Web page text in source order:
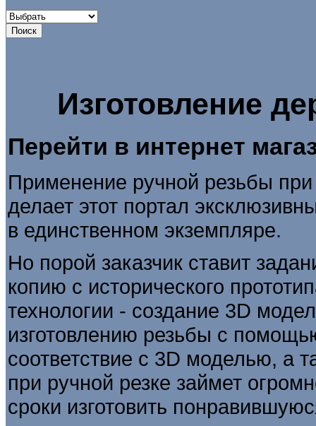
Изготовление
Перейти в интернет
Применение ручной резьбы при
делает этот портал
в единственном экземпляре.
Но порой заказчик ставит
копию с исторического
технологии - создание 3D
изготовлению резьбы с
соответствие с 3D моделью, а
при ручной резке займет
сроки изготовить